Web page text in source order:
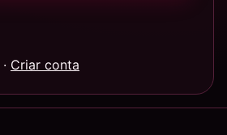
· Criar conta